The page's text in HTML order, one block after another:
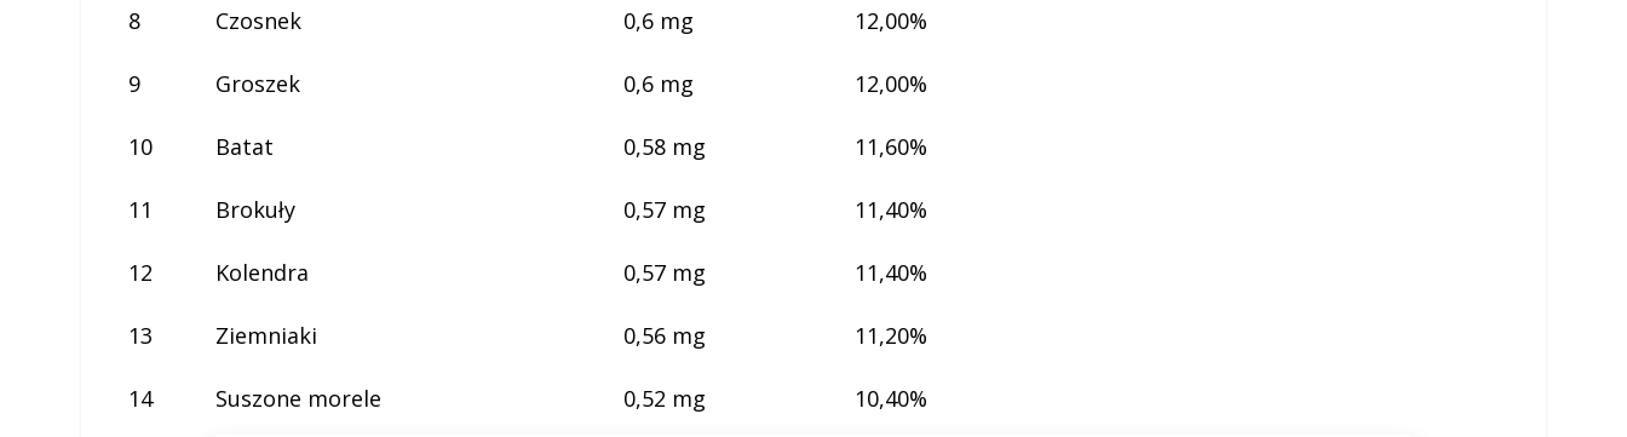
8 Czosnek 0,6 mg 12,00%
9 Groszek 0,6 mg 12,00%
10 Batat 0,58 mg 11,60%
11 Brokuły 0,57 mg 11,40%
12 Kolendra 0,57 mg 11,40%
13 Ziemniaki 0,56 mg 11,20%
14 Suszone morele 0,52 mg 10,40%